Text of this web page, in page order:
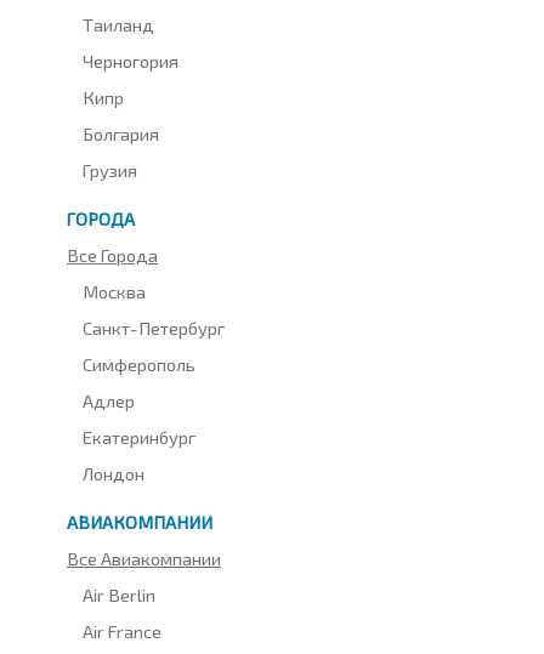
Таиланд
Черногория
Кипр
Болгария
Грузия
ГОРОДА
Все Города
Москва
Санкт-Петербург
Симферополь
Адлер
Екатеринбург
Лондон
АВИАКОМПАНИИ
Все Авиакомпании
Air Berlin
Air France